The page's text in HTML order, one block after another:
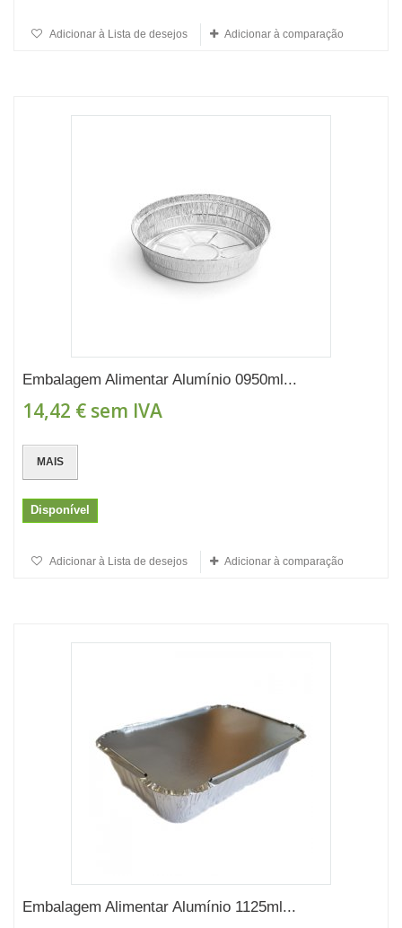
Adicionar à Lista de desejos Adicionar à comparação
Embalagem Alimentar Alumínio 0950ml...
14,42 € sem IVA
MAIS
Disponível
Adicionar à Lista de desejos Adicionar à comparação
Embalagem Alimentar Alumínio 1125ml...